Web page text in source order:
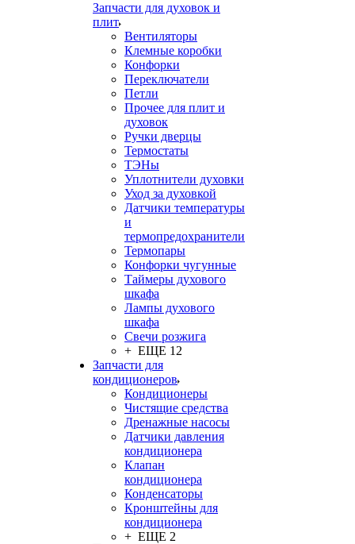
Запчасти для духовок и
плит
Вентиляторы
Клемные коробки
Конфорки
Переключатели
Петли
Прочее для плит и
духовок
Ручки дверцы
Термостаты
ТЭНы
Уплотнители духовки
Уход за духовкой
Датчики температуры
и
термопредохранители
Термопары
Конфорки чугунные
Таймеры духового
шкафа
Лампы духового
шкафа
Свечи розжига
+ ЕЩЕ 12
Запчасти для
кондиционеров
Кондиционеры
Чистящие средства
Дренажные насосы
Датчики давления
кондиционера
Клапан
кондиционера
Конденсаторы
Кронштейны для
кондиционера
+ ЕЩЕ 2